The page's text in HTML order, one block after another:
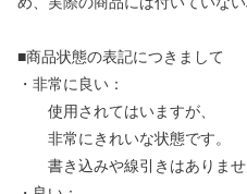
■商品状態の表記につきまして
・非常に良い：
使用されてはいますが、
非常にきれいな状態です。
書き込みや線引きはありませ